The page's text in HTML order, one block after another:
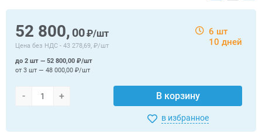
52 800, 00₽/шт
Цена без НДС - 43 278,69, ₽/шт
6 шт
10 дней
- + В корзину
до 2 шт — 52 800,00 ₽/шт
от 3 шт — 48 000,00 ₽/шт
в избранное